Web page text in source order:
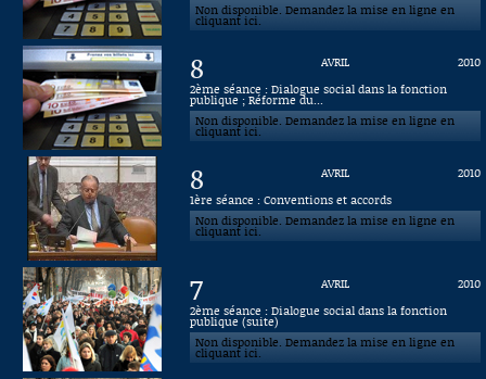
Non disponible. Demandez la mise en ligne en
cliquant ici.
8 AVRIL
2010
2ème séance : Dialogue social dans la fonction
publique ; Réforme du...
Non disponible. Demandez la mise en ligne en
cliquant ici.
8 AVRIL
2010
1ère séance : Conventions et accords
Non disponible. Demandez la mise en ligne en
cliquant ici.
7 AVRIL
2010
2ème séance : Dialogue social dans la fonction
publique (suite)
Non disponible. Demandez la mise en ligne en
cliquant ici.